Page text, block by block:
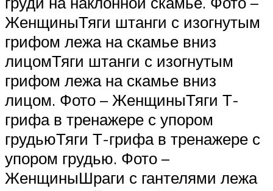
ЖенщиныТяги штанги с изогнутым
грифом лежа на скамье вниз
лицомТяги штанги с изогнутым
грифом лежа на скамье вниз
лицом. Фото – ЖенщиныТяги Т-
грифа в тренажере с упором
грудьюТяги Т-грифа в тренажере с
упором грудью. Фото –
ЖенщиныШраги с гантелями лежа